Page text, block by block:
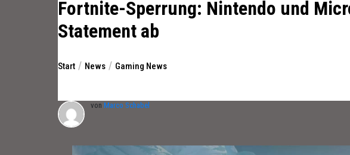
Fortnite-Sperrung: Nintendo und
Statement ab
Start News Gaming News
von Marco Schabel